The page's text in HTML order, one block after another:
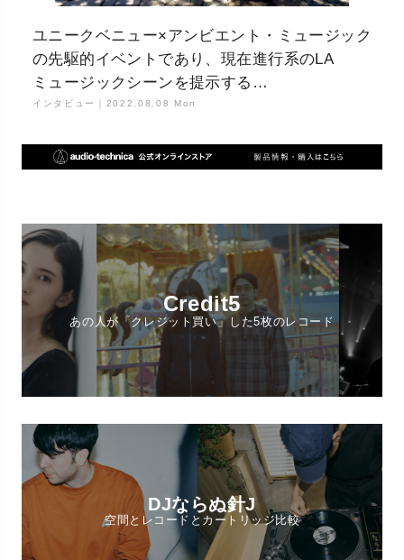
ユニークベニュー×アンビエント・ミュージック
の先駆的イベントであり、現在進行系のLA
ミュージックシーンを提示する
「Tonalism（トーナリズム）」を潜入取材
インタビュー｜ 2022.08.08 Mon
Credit5
あの人が「クレジット買い」した5枚のレコード
DJならぬ針J
空間とレコードとカートリッジ比較